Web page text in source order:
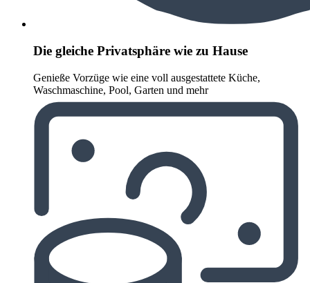
Die gleiche Privatsphäre wie zu Hause
Genieße Vorzüge wie eine voll ausgestattete Küche,
Waschmaschine, Pool, Garten und mehr